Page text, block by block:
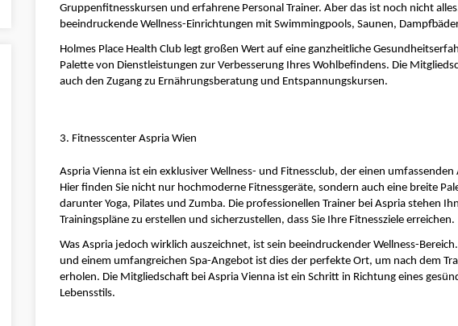
Gruppenfitnesskursen und erfahrene Personal Trainer. Aber das ist noch nicht
beeindruckende Wellness-Einrichtungen mit Swimmingpools, Saunen,
Holmes Place Health Club legt großen Wert auf eine ganzheitliche
Palette von Dienstleistungen zur Verbesserung Ihres Wohlbefindens. Die
auch den Zugang zu Ernährungsberatung und Entspannungskursen.
3. Fitnesscenter Aspria Wien
Aspria Vienna ist ein exklusiver Wellness- und Fitnessclub, der einen
Hier finden Sie nicht nur hochmoderne Fitnessgeräte, sondern auch eine breite
darunter Yoga, Pilates und Zumba. Die professionellen Trainer bei Aspria stehen
Trainingspläne zu erstellen und sicherzustellen, dass Sie Ihre Fitnessziele erreichen.
Was Aspria jedoch wirklich auszeichnet, ist sein beeindruckender Wellness-
und einem umfangreichen Spa-Angebot ist dies der perfekte Ort, um nach dem
erholen. Die Mitgliedschaft bei Aspria Vienna ist ein Schritt in Richtung eines
Lebensstils.